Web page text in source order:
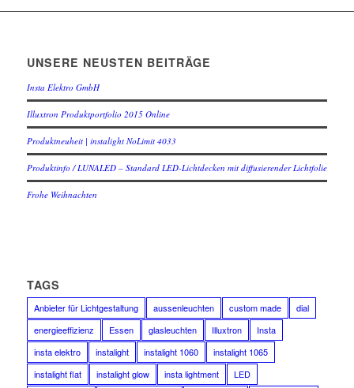
UNSERE NEUSTEN BEITRÄGE
Insta Elektro GmbH
Illuxtron Produktportfolio 2015 Online
Produktneuheit | instalight NoLimit 4033
Produktinfo / LUNALED – Standard LED-Lichtdecken mit diffusierender Lichtfolie
Frohe Weihnachten
TAGS
Anbieter für Lichtgestaltung aussenleuchten custom made
dial
energieeffizienz
Essen glasleuchten Illuxtron
Insta
insta elektro
instalight instalight 1060
instalight 1065
instalight flat
instalight glow insta lightment
LED